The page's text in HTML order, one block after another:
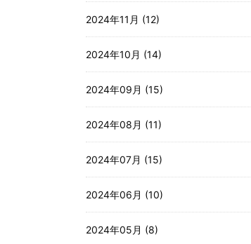
2024年11月 (12)
2024年10月 (14)
2024年09月 (15)
2024年08月 (11)
2024年07月 (15)
2024年06月 (10)
2024年05月 (8)